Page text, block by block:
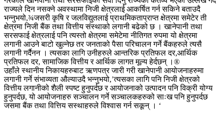
राज्यले दिन नसक्ने अवस्थामा निजी क्षेत्रलाई आकर्षित गर्न सकिने बताउदै
भन्नुभयो,¾जसरी कृषि र जलविद्युतलाई प्राथमिकताप्राप्त क्षेत्रमा समेटेर ती
क्षेत्रमा निजी बैंक तथा वित्तीय संस्थाको लगानी बढेको छ । खानेपानी तथा
सरसफाई क्षेत्रलाई पनि त्यस्तो क्षेत्रमा समेटेमा नीतिगत रुपमा यो क्षेत्रमा
लगानी आउने बाटो खुल्नेछ तर जनताको पैसा परिचालन गर्ने बैंकहरुले त्यसै
लगानी गर्दैनन । त्यसका लागि उनीहरुले आन्तरिक प्रतिफल दर,आर्थिक
प्रतिफल दर, सामाजिक वित्तीय र आर्थिक लागत मूल्य हेर्दछन् ।®
उहाँले स्थानीय निकायहरुबाट ऋणपत्र जारी गरी खानेपानी आयोजनाहरुमा
लगानी गर्ने संभाव्यता औल्याउदै भन्नुभयो,’त्यसका लागि पनि निजी क्षेत्रको
वित्तीय लगानीको शैली स्पष्ट हुनुपर्दछ र आयोजनाको उत्पादन पनि विक्री योग्य
हुनुपर्दछ, यो आयोजनाहरु सञ्चालन गर्ने सञ्चालकहरुको साःख पनि हुनुपर्दछ
जसमा बैंक तथा वित्तिय सस्थाहरुले विश्वास गर्न सकून् । ‘